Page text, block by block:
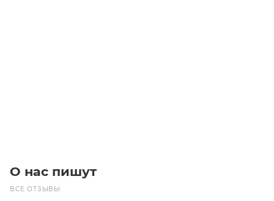
О нас пишут
ВСЕ ОТЗЫВЫ